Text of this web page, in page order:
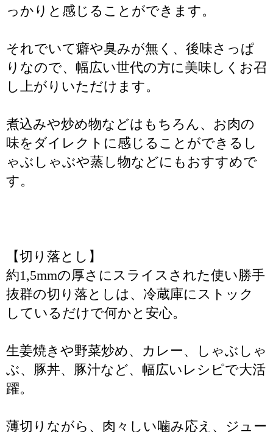
っかりと感じることができます。
それでいて癖や臭みが無く、後味さっぱ
りなので、幅広い世代の方に美味しくお召
し上がりいただけます。
煮込みや炒め物などはもちろん、お肉の
味をダイレクトに感じることができるし
ゃぶしゃぶや蒸し物などにもおすすめで
す。
【切り落とし】
約1,5mmの厚さにスライスされた使い勝手
抜群の切り落としは、冷蔵庫にストック
しているだけで何かと安心。
生姜焼きや野菜炒め、カレー、しゃぶしゃ
ぶ、豚丼、豚汁など、幅広いレシピで大活
躍。
薄切りながら、肉々しい噛み応え、ジュー